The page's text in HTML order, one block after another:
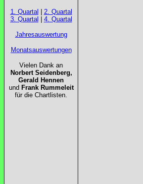
1. Quartal
2. Quartal
3. Quartal
4. Quartal
Jahresauswertung
Monatsauswertungen
Vielen Dank an
Norbert Seidenberg,
Gerald Hennen
und Frank Rummeleit
für die Chartlisten.